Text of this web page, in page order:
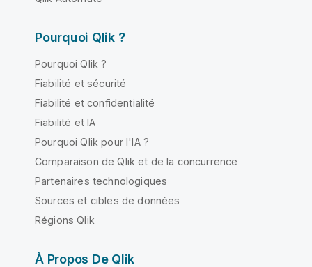
Pourquoi Qlik ?
Pourquoi Qlik ?
Fiabilité et sécurité
Fiabilité et confidentialité
Fiabilité et IA
Pourquoi Qlik pour l'IA ?
Comparaison de Qlik et de la concurrence
Partenaires technologiques
Sources et cibles de données
Régions Qlik
À Propos De Qlik